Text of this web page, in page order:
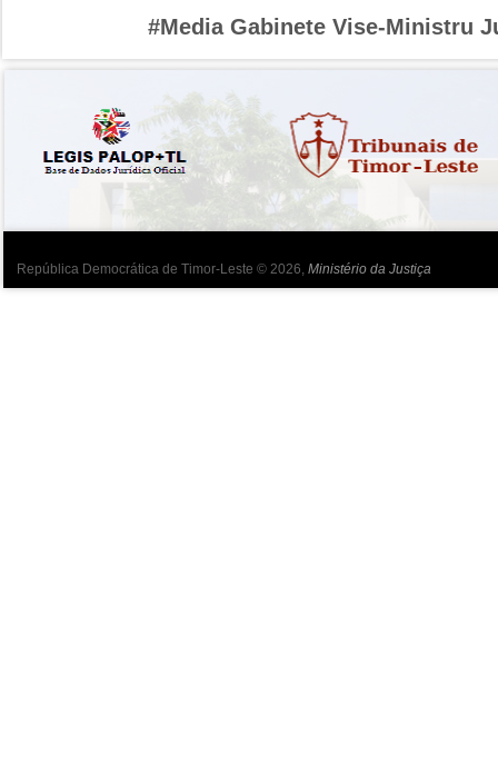
#Media Gabinete Vise-Ministru
República Democrática de Timor-Leste © 2026, Ministério da Justiça